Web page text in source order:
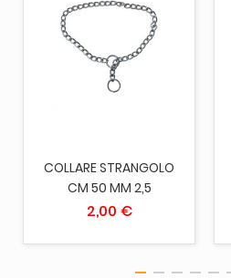
COLLARE STRANGOLO
CM 50 MM 2,5
2,00 €